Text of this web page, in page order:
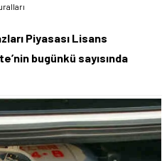
Piyasası Lisans
bugünkü sayısında